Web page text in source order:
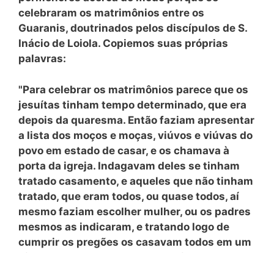
celebraram os matrimônios entre os
Guaranis, doutrinados pelos discípulos de S.
Inácio de Loiola. Copiemos suas próprias
palavras:
"Para celebrar os matrimônios parece que os
jesuítas tinham tempo determinado, que era
depois da quaresma. Então faziam apresentar
a lista dos moços e moças, viúvos e viúvas do
povo em estado de casar, e os chamava à
porta da igreja. Indagavam deles se tinham
tratado casamento, e aqueles que não tinham
tratado, que eram todos, ou quase todos, aí
mesmo faziam escolher mulher, ou os padres
mesmos as indicaram, e tratando logo de
cumprir os pregões os casavam todos em um